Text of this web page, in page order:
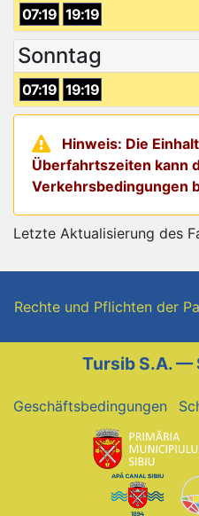
07:19 19:19
Sonntag
07:19 19:19
Hinweis: Die
Überfahrtszeiten kann
Verkehrsbedingungen
Letzte Aktualisierung des
Rechte und Pflichten der
Tursib S.A. —
Geschäftsbedingungen